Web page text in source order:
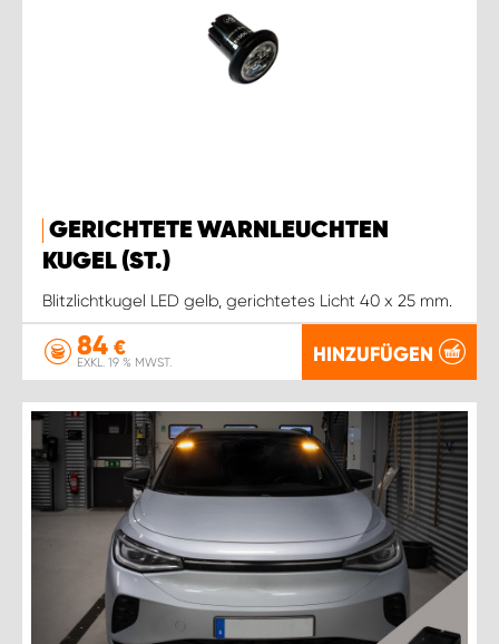
GERICHTETE WARNLEUCHTEN
KUGEL (ST.)
Blitzlichtkugel LED gelb, gerichtetes Licht 40 x 25 mm.
84 €
EXKL. 19 % MWST. HINZUFÜGEN